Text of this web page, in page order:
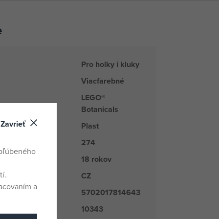
Pro holky i kluky
Viacfarebné
LEGO®
Botanicals
Plast
274
18 rokov
CZ
5702017814643
10343
Zavrieť
a